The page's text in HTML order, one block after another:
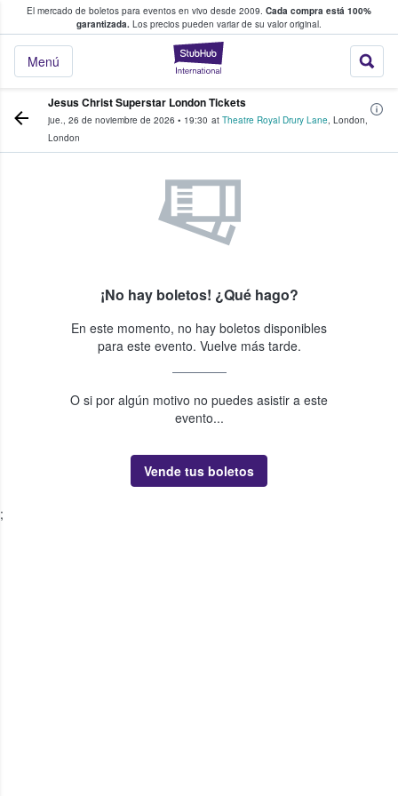
El mercado de boletos para eventos en vivo desde 2009. Cada compra está 100%
garantizada. Los precios pueden variar de su valor original.
StubHub: donde
Menú
fans compran y venden boletos
Jesus Christ Superstar London Tickets
jue., 26 de noviembre de 2026 • 19:30 at Theatre Royal Drury Lane, London,
London
¡No hay boletos! ¿Qué hago?
En este momento, no hay boletos disponibles
para este evento. Vuelve más tarde.
O si por algún motivo no puedes asistir a este
evento...
Vende tus boletos
;